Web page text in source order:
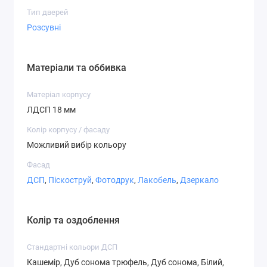
СТ-3,7 СТ-4,1
Тип дверей
Розсувні
Матеріали та оббивка
Матеріал корпусу
ЛДСП 18 мм
Колір корпусу / фасаду
Можливий вибір кольору
Фасад
ДСП, Піскоструй, Фотодрук, Лакобель, Дзеркало
Колір та оздоблення
Стандартні кольори ДСП
Кашемір, Дуб сонома трюфель, Дуб сонома, Білий,